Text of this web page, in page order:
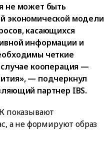
не может быть
экономической модели
касающихся
информации и
четкие
кооперация —
— подчеркнул
партнер IBS.
показывают
а не формируют образ